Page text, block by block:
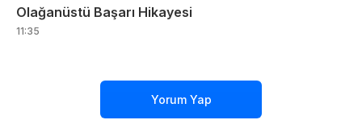
Olağanüstü Başarı Hikayesi
11:35
Yorum Yap